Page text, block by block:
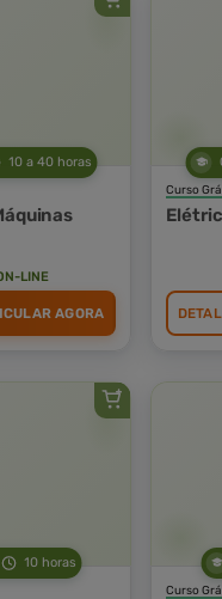
10 a 40 horas
LINE
AGORA
Curso
10 horas
Curso